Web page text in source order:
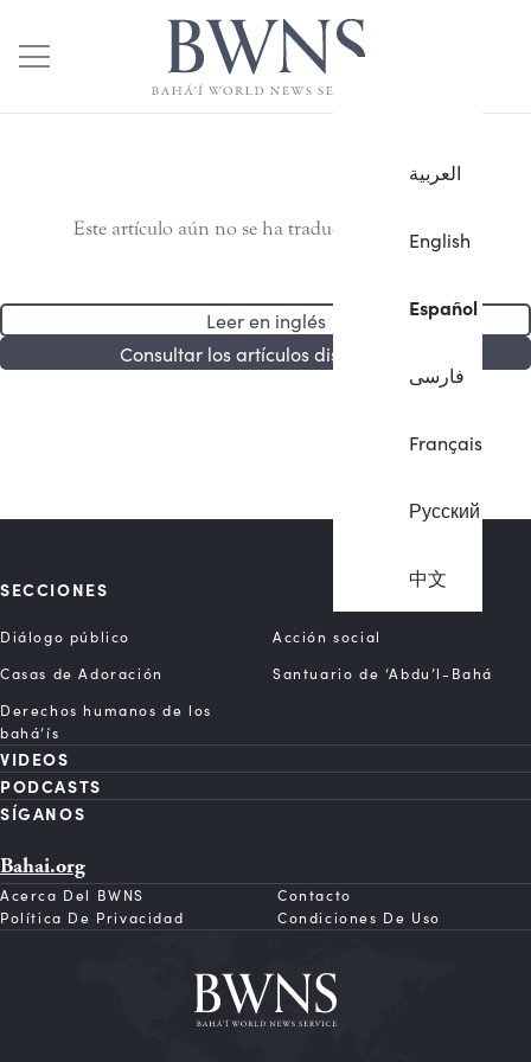
العربية
English
Español
فارسی
Français
Русский
中文
Este artículo aún no se ha traducido al español.
Leer en inglés
Consultar los artículos disponibles
SECCIONES
Diálogo público
Acción social
Casas de Adoración
Santuario de ‘Abdu’l-Bahá
Derechos humanos de los
bahá’ís
VIDEOS
PODCASTS
SÍGANOS
Bahai.org
Acerca Del BWNS
Contacto
Política De Privacidad
Condiciones De Uso